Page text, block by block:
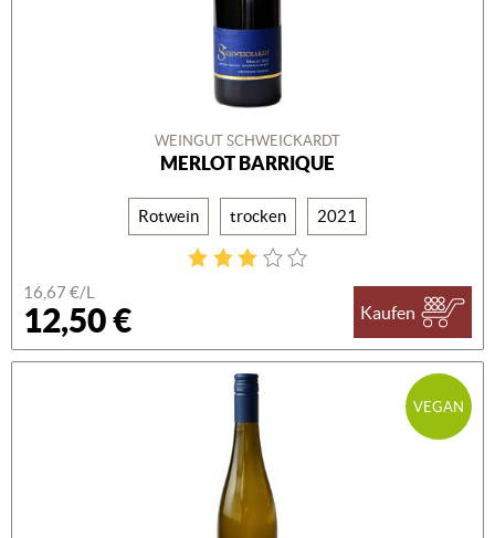
WEINGUT SCHWEICKARDT
MERLOT BARRIQUE
Rotwein trocken 2021
16,67 €/L
12,50 € Kaufen
VEGAN